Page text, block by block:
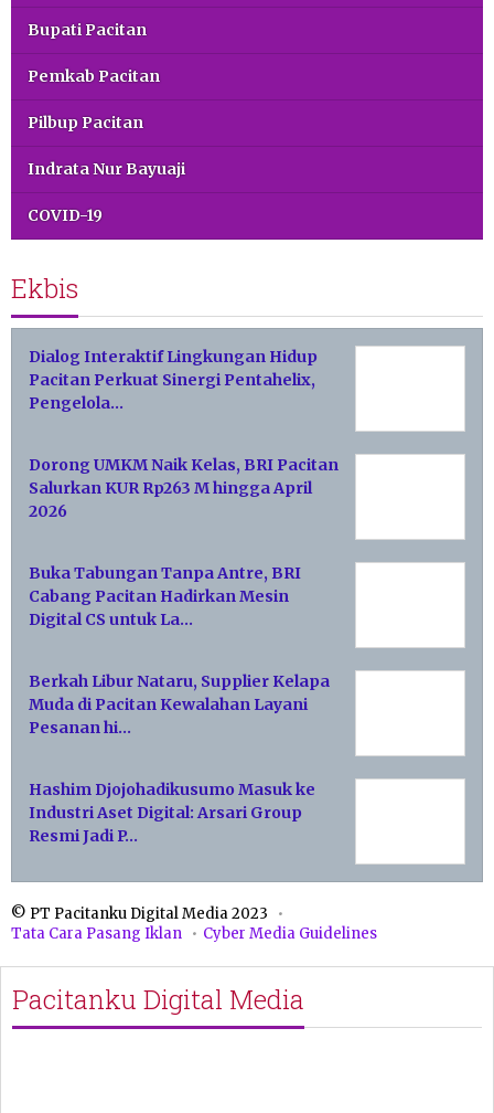
Bupati Pacitan
Pemkab Pacitan
Pilbup Pacitan
Indrata Nur Bayuaji
COVID-19
Ekbis
Dialog Interaktif Lingkungan Hidup
Pacitan Perkuat Sinergi Pentahelix,
Pengelola…
Dorong UMKM Naik Kelas, BRI Pacitan
Salurkan KUR Rp263 M hingga April
2026
Buka Tabungan Tanpa Antre, BRI
Cabang Pacitan Hadirkan Mesin
Digital CS untuk La…
Berkah Libur Nataru, Supplier Kelapa
Muda di Pacitan Kewalahan Layani
Pesanan hi…
Hashim Djojohadikusumo Masuk ke
Industri Aset Digital: Arsari Group
Resmi Jadi P…
© PT Pacitanku Digital Media 2023
Tata Cara Pasang Iklan
Cyber Media Guidelines
Pacitanku Digital Media